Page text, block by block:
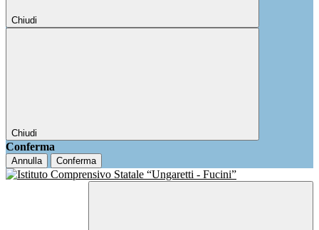
Chiudi
Chiudi
Conferma
Annulla Conferma